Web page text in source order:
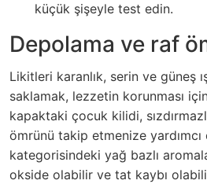
küçük şişeyle test edin.
Depolama ve raf
Likitleri karanlık, serin ve güneş
saklamak, lezzetin korunması
kapaktaki çocuk kilidi,
ömrünü takip etmenize yardımcı
kategorisindeki yağ bazlı
okside olabilir ve tat kaybı